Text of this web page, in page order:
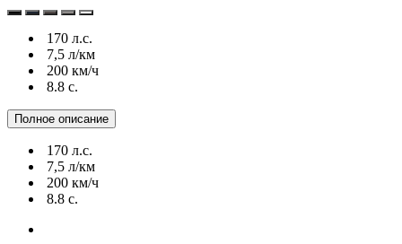
170 л.с.
7,5 л/км
200 км/ч
8.8 c.
Полное описание
170 л.с.
7,5 л/км
200 км/ч
8.8 c.